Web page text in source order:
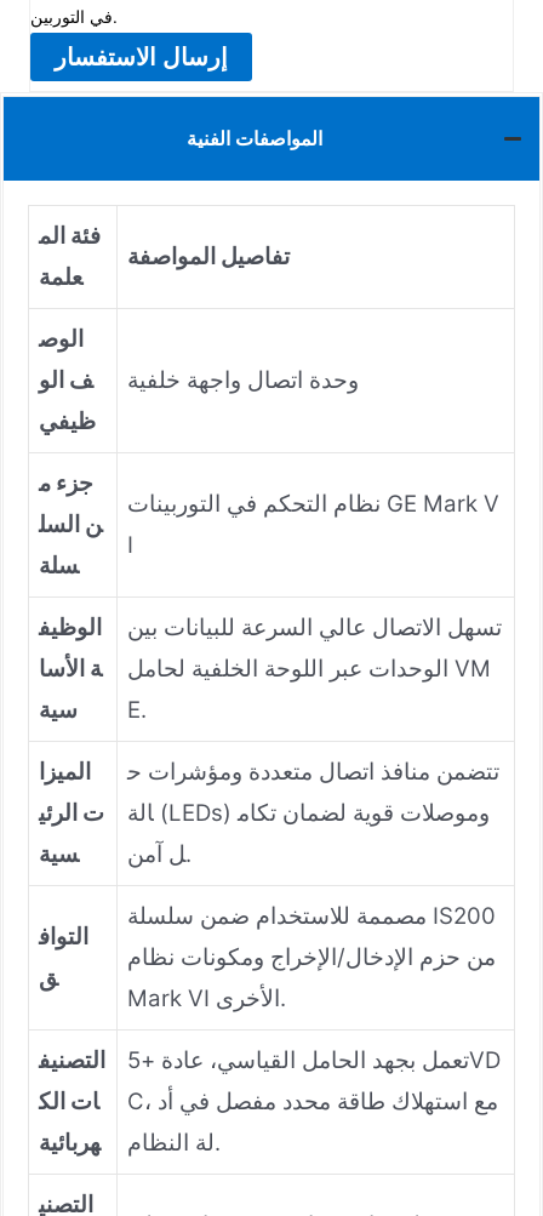
في التوربين.
إرسال الاستفسار
المواصفات الفنية
فئة الم
علمة
تفاصيل المواصفة
الوص
ف الو
ظيفي
وحدة اتصال واجهة خلفية
ن السل
نظام التحكم في التوربينات GE Mark V
I
الوظيف
ة الأسا
سية
تسهل الاتصال عالي السرعة للبيانات بين
الوحدات عبر اللوحة الخلفية لحامل VM
E.
الميزا
ت الرئي
سية
تتضمن منافذ اتصال متعددة ومؤشرات ح
الة (LEDs) وموصلات قوية لضمان تكام
ل آمن.
التواف
ق
مصممة للاستخدام ضمن سلسلة IS200
من حزم الإدخال/الإخراج ومكونات نظام
Mark VI الأخرى.
التصنيف
ات الك
هربائية
تعمل بجهد الحامل القياسي، عادة +5VD
C، مع استهلاك طاقة محدد مفصل في أد
لة النظام.
التصني